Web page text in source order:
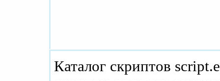
Каталог скриптов